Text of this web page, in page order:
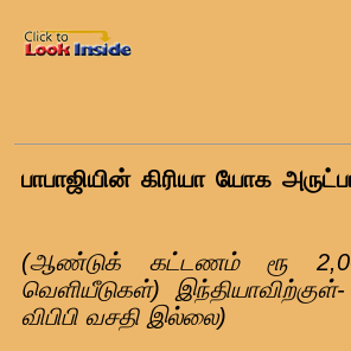
பாபாஜியின் கிரியா யோக
(ஆண்டுக் கட்டணம் ரூ
வெளியீடுகள்)
விபிபி வசதி இல்லை)